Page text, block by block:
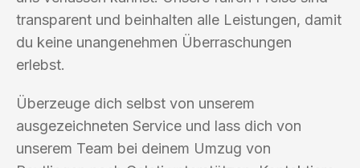
transparent und beinhalten alle Leistungen, damit
du keine unangenehmen Überraschungen
erlebst.
Überzeuge dich selbst von unserem
ausgezeichneten Service und lass dich von
unserem Team bei deinem Umzug von